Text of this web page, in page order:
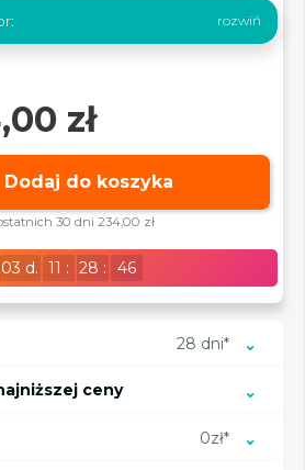
zł
Dodaj do koszyka
30 dni 234,00 zł
03 d. 11 : 28 : 45
28 dni*
ceny
0zł*